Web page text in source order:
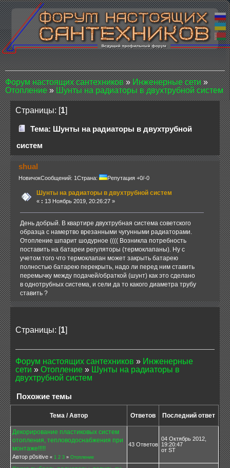
Форум настоящих сантехников»Инженерные сети»
Отопление»Шунты на радиаторы в двухтрубной систем
Страницы: [1]
Тема: Шунты на радиаторы в двухтрубной
систем
shual
НовичокСообщений: 1 Страна: Репутация +0/-0
Шунты на радиаторы в двухтрубной систем
« : 13 Ноябрь 2019, 20:26:27 »
День добрый. В квартире двухтрубная система советского
образца с намертво врезанными чугунными радиаторами.
Отопление шпарит шодурное (((( Возникла потребность
поставить на батареи регуляторы (термоклапаны). Ну с
учетом того что термоклапан может закрыть батарею
полностью батарею перекрыть, надо ли перед ним ставить
перемычку между подачей/обраткой (шунт) как это сделано
в однотрубных система, и сели да то какого диаметра трубу
ставить ?
Страницы: [1]
Форум настоящих сантехников » Инженерные
сети » Отопление » Шунты на радиаторы в
двухтрубной систем
Похожие темы
Тема / Автор Ответов Последний ответ
Декорирование пластиковых систем
отопления, тепловодоснабжения при
монтаже!!!!!
Автор p0sitive « 1 2 3 » Отопление
43 Ответов
04 Октябрь 2012,
19:20:47
от ST